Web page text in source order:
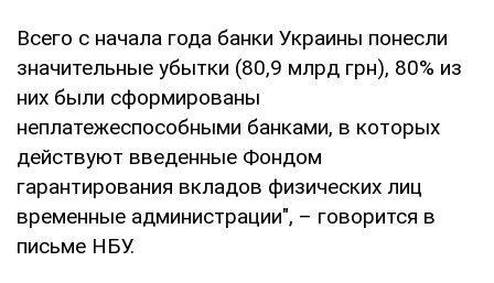
Всего с начала года банки Украины понесли
значительные убытки (80,9 млрд грн), 80% из
них были сформированы
неплатежеспособными банками, в которых
действуют введенные Фондом
гарантирования вкладов физических лиц
временные администрации", – говорится в
письме НБУ.